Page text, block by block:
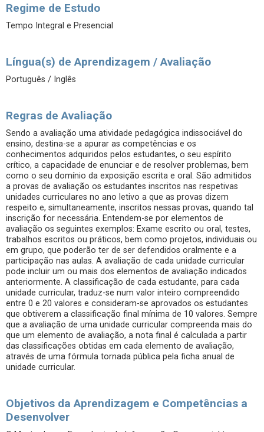
Regime de Estudo
Tempo Integral e Presencial
Língua(s) de Aprendizagem / Avaliação
Português / Inglês
Regras de Avaliação
Sendo a avaliação uma atividade pedagógica indissociável do
ensino, destina-se a apurar as competências e os
conhecimentos adquiridos pelos estudantes, o seu espírito
crítico, a capacidade de enunciar e de resolver problemas, bem
como o seu domínio da exposição escrita e oral. São admitidos
a provas de avaliação os estudantes inscritos nas respetivas
unidades curriculares no ano letivo a que as provas dizem
respeito e, simultaneamente, inscritos nessas provas, quando tal
inscrição for necessária. Entendem-se por elementos de
avaliação os seguintes exemplos: Exame escrito ou oral, testes,
trabalhos escritos ou práticos, bem como projetos, individuais ou
em grupo, que poderão ter de ser defendidos oralmente e a
participação nas aulas. A avaliação de cada unidade curricular
pode incluir um ou mais dos elementos de avaliação indicados
anteriormente. A classificação de cada estudante, para cada
unidade curricular, traduz-se num valor inteiro compreendido
entre 0 e 20 valores e consideram-se aprovados os estudantes
que obtiverem a classificação final mínima de 10 valores. Sempre
que a avaliação de uma unidade curricular compreenda mais do
que um elemento de avaliação, a nota final é calculada a partir
das classificações obtidas em cada elemento de avaliação,
através de uma fórmula tornada pública pela ficha anual de
unidade curricular.
Objetivos da Aprendizagem e Competências a
Desenvolver